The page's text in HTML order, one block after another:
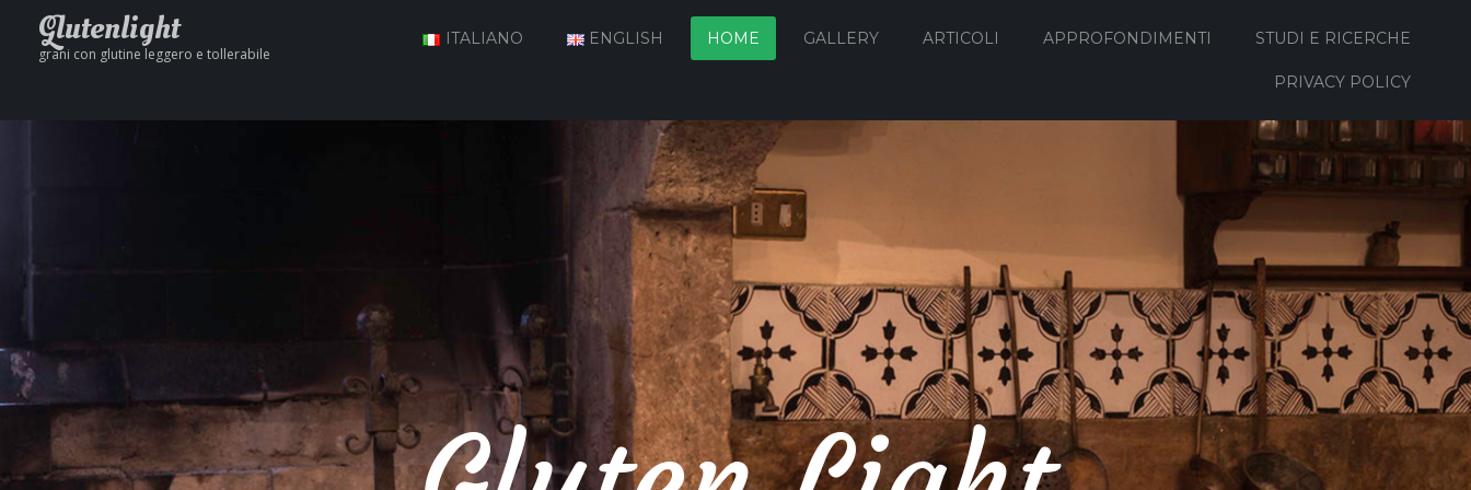
Glutenlight
grani con glutine leggero e tollerabile
ITALIANO ENGLISH HOME GALLERY ARTICOLI APPROFONDIMENTI STUDI E RICERCHE
PRIVACY POLICY